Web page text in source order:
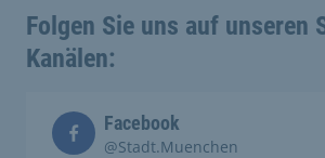
Folgen Sie uns auf unseren
Kanälen:
Facebook
@Stadt.Muenchen